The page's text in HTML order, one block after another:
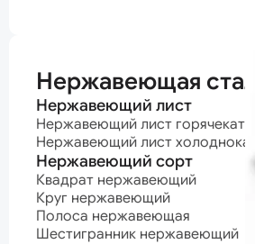
Нержавеющая сталь
Нержавеющий лист
Нержавеющий лист
Нержавеющий лист
Нержавеющий сорт
Квадрат нержавеющий
Круг нержавеющий
Полоса нержавеющая
Шестигранник нержавеющий